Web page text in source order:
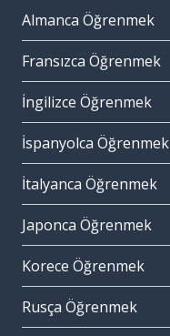
Almanca Öğrenmek
Fransızca Öğrenmek
İngilizce Öğrenmek
İspanyolca Öğrenmek
İtalyanca Öğrenmek
Japonca Öğrenmek
Korece Öğrenmek
Rusça Öğrenmek